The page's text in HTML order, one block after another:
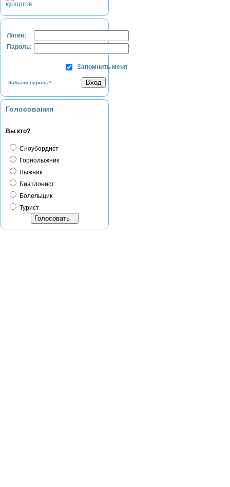
курортов
Логин:
Пароль:
Запомнить меня
Забыли пароль?
Голосования
Вы кто?
Сноубордист
Горнолыжник
Лыжник
Биатлонист
Болельщик
Турист